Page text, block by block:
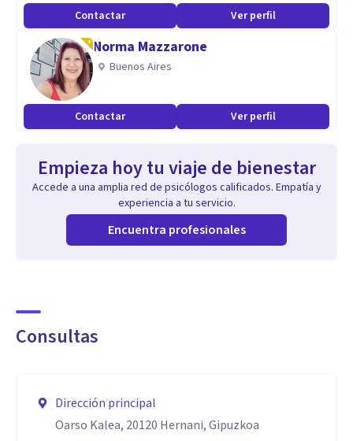
… Terapia Gestalt, Psicología, PNL, Caracterología y
Bioenergética, Cosmología de Martinus, Psicosíntesis y
Psicología Transpersonal, Mindfulness, Profesora de Inglés,
Artista, Ilustradora, Escritora de un libro para niños,
Directora de videos, Amante de la vida, Amante de la
naturaleza, Amante de los animales, Amante del ukelele ...
me han llevado a un enfoque más unificador e integrador del
Bienestar Personal.
Contactar Ver perfil
Norma Mazzarone
Buenos Aires
Contactar Ver perfil
Empieza hoy tu viaje de bienestar
Accede a una amplia red de psicólogos calificados. Empatía y
experiencia a tu servicio.
Encuentra profesionales
Consultas
Dirección principal
Oarso Kalea, 20120 Hernani, Gipuzkoa